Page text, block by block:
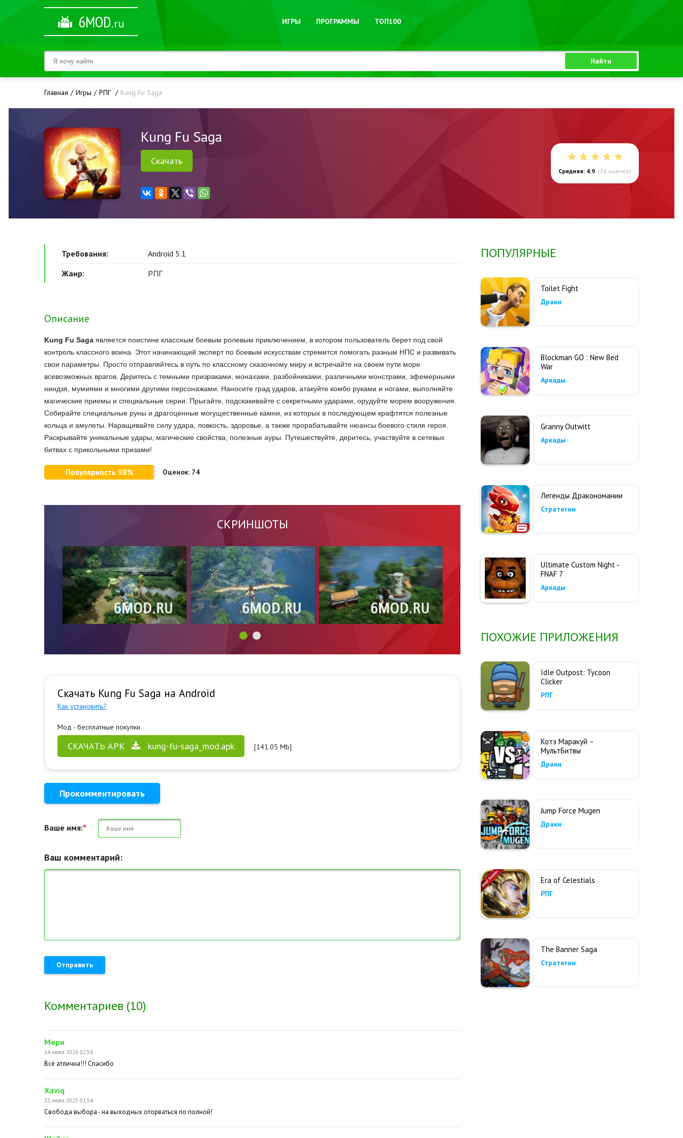
6MOD.ru ИГРЫ ПРОГРАММЫ ТОП100
Найти
Главная Игры РПГ Kung Fu Saga
Kung Fu Saga
Скачать
Средняя: 4.9 (74 оценок)
Требования:
Android 5.1
Жанр:
РПГ
Описание
Kung Fu Saga является поистине классным боевым ролевым приключением, в котором пользователь берет под свой
контроль классного воина. Этот начинающий эксперт по боевым искусствам стремится помогать разным НПС и развивать
свои параметры. Просто отправляйтесь в путь по классному сказочному миру и встречайте на своем пути море
всевозможных врагов. Деритесь с темными призраками, монахами, разбойниками, различными монстрами, эфемерными
ниндзя, мумиями и многими другими персонажами. Наносите град ударов, атакуйте комбо руками и ногами, выполняйте
магические приемы и специальные серии. Прыгайте, подскакивайте с секретными ударами, орудуйте морем вооружения.
Собирайте специальные руны и драгоценные могущественные камни, из которых в последующем крафтятся полезные
кольца и амулеты. Наращивайте силу удара, ловкость, здоровье, а также прорабатывайте нюансы боевого стиля героя.
Раскрывайте уникальные удары, магические свойства, полезные ауры. Путешествуйте, деритесь, участвуйте в сетевых
битвах с прикольными призами!
Популярность 98% Оценок: 74
СКРИНШОТЫ
Скачать Kung Fu Saga на Android
Как установить?
Мод - бесплатные покупки
СКАЧАТЬ APK kung-fu-saga_mod.apk [141.05 Mb]
Прокомментировать
Ваше имя:*
Ваш комментарий:
Отправить
Комментариев (10)
Мери
14 июля 2026 02:56
Всё атлична!!! Спасибо
Xaviq
13 июля 2025 01:54
Свобода выбора - на выходных оторваться по полной!
ПОПУЛЯРНЫЕ
Toilet Fight
Драки
Blockman GO : New Bed
War
Аркады
Granny Outwitt
Аркады
Легенды Дракономании
Стратегии
Ultimate Custom Night -
FNAF 7
Аркады
ПОХОЖИЕ ПРИЛОЖЕНИЯ
Idle Outpost: Tycoon
Clicker
РПГ
Котэ Маракуй –
МультБитвы
Драки
Jump Force Mugen
Драки
Era of Celestials
РПГ
The Banner Saga
Стратегии